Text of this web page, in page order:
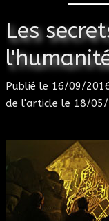
Les
Publié le 16/09/
de l'article le 18/